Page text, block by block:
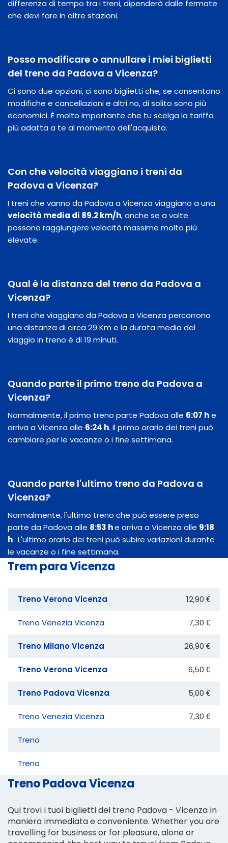
differenza di tempo tra i treni, dipenderà dalle fermate
che devi fare in altre stazioni.
Posso modificare o annullare i miei biglietti
del treno da Padova a Vicenza?
Ci sono due opzioni, ci sono biglietti che, se consentono
modifiche e cancellazioni e altri no, di solito sono più
economici. È molto importante che tu scelga la tariffa
più adatta a te al momento dell'acquisto.
Con che velocità viaggiano i treni da
Padova a Vicenza?
I treni che vanno da Padova a Vicenza viaggiano a una
velocità media di 89.2 km/h, anche se a volte
possono raggiungere velocità massime molto più
elevate.
Qual è la distanza del treno da Padova a
Vicenza?
I treni che viaggiano da Padova a Vicenza percorrono
una distanza di circa 29 Km e la durata media del
viaggio in treno è di 19 minuti.
Quando parte il primo treno da Padova a
Vicenza?
Normalmente, il primo treno parte Padova alle 6:07 he
arriva a Vicenza alle 6:24 h. Il primo orario dei treni può
cambiare per le vacanze o i fine settimana.
Quando parte l'ultimo treno da Padova a
Vicenza?
Normalmente, l'ultimo treno che può essere preso
parte da Padova alle 8:53 he arriva a Vicenza alle 9:18
h. L'ultimo orario dei treni può subire variazioni durante
le vacanze o i fine settimana.
Trem para Vicenza
Treno Verona Vicenza 12,90 €
Treno Venezia Vicenza 7,30 €
Treno Milano Vicenza 26,90 €
Treno Verona Vicenza 6,50 €
Treno Padova Vicenza 5,00 €
Treno Venezia Vicenza 7,30 €
Treno
Treno
Treno Padova Vicenza
Qui trovi i tuoi biglietti del treno Padova - Vicenza in
maniera immediata e conveniente. Whether you are
travelling for business or for pleasure, alone or